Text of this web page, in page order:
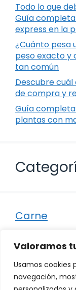
Valoramos
Usamos cookies
navegación,
Todo lo que
Guía
express en la
¿Cuánto pesa
peso exacto y
tan común
Descubre cuál
de compra y
Guía
plantas con
Carne
Otro